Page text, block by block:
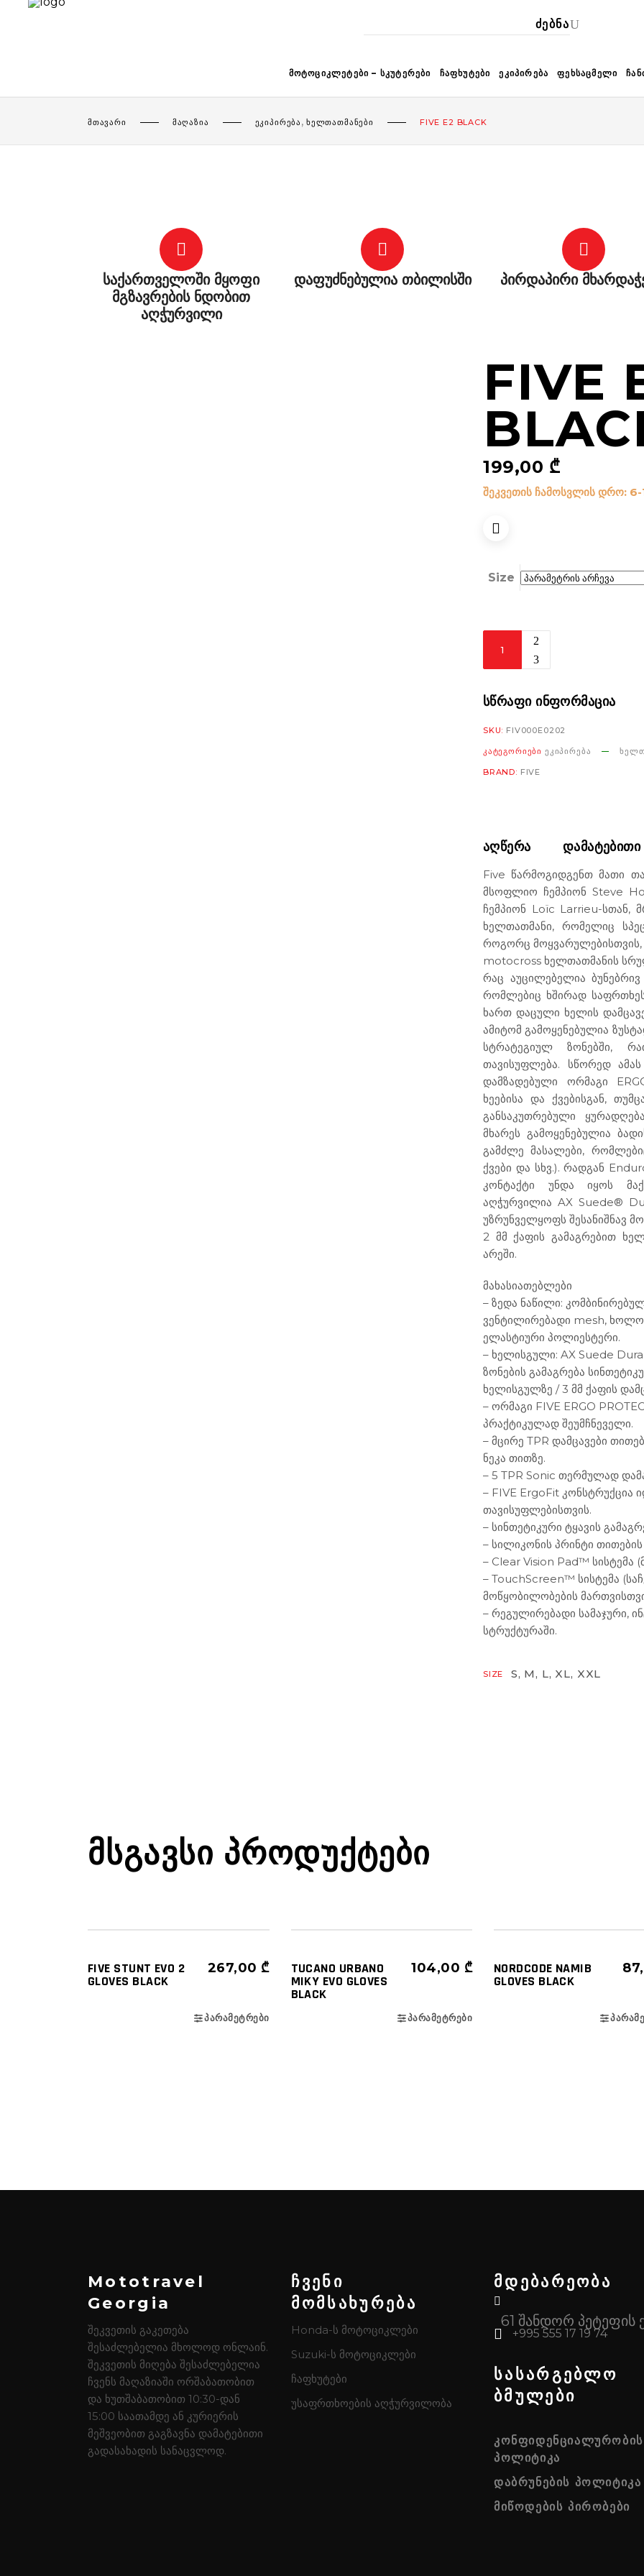
ᲛᲝᲢᲝᲪᲘᲙᲚᲔᲢᲔᲑᲘ – ᲡᲙᲣᲢᲔᲠᲔᲑᲘ ᲩᲐᲤᲮᲣᲢᲔᲑᲘ ᲔᲙᲘᲞᲘᲠᲔᲑᲐ ᲤᲔᲮᲡᲐᲪᲛᲔᲚᲘ
ᲛᲗᲐᲕᲐᲠᲘ ᲛᲐᲦᲐᲖᲘᲐ ᲔᲙᲘᲞᲘᲠᲔᲑᲐ , ᲮᲔᲚᲗᲐᲗᲛᲐᲜᲔᲑᲘ FIVE E2 BLACK
საქართველოში მყოფი
მგზავრების ნდობით
აღჭურვილი
დაფუძნებულია თბილისში პირდაპირი
FIVE
199,00 ₾
შეკვეთის ჩამოსვლის დრო: 6-
Size
რაოდენობა
ᲡᲬᲠᲐᲤᲘ ᲘᲜᲤᲝᲠᲛᲐᲪᲘᲐ
SKU: FIV000E0202
ᲙᲐᲢᲔᲒᲝᲠᲘᲔᲑᲘ ᲔᲙᲘᲞᲘᲠᲔᲑᲐ
BRAND: FIVE
ᲐᲦᲬᲔᲠᲐ
Five წარმოგიდგენთ მათი
მსოფლიო ჩემპიონ Steve
ჩემპიონ Loïc Larrieu-სთან,
ხელთათმანი, რომელიც
როგორც მოყვარულებისთვის,
motocross ხელთათმანის
რაც აუცილებელია
რომლებიც ხშირად
ხართ დაცული ხელის
ამიტომ გამოყენებულია
სტრატეგიულ ზონებში,
თავისუფლება. სწორედ
დამზადებული ორმაგი
ხეებისა და ქვებისგან,
განსაკუთრებული
მხარეს გამოყენებულია
გამძლე მასალები,
ქვები და სხვ.). რადგან
კონტაქტი უნდა იყოს
აღჭურვილია AX Suede®
უზრუნველყოფს შესანიშნავ
2 მმ ქაფის გამაგრებით
არეში.
მახასიათებლები
– ზედა ნაწილი:
ვენტილირებადი mesh, ხოლო
ელასტიური პოლიესტერი.
– ხელისგული: AX Suede
ზონების გამაგრება
ხელისგულზე / 3 მმ ქაფის
– ორმაგი FIVE ERGO
პრაქტიკულად შეუმჩნეველი.
– მცირე TPR დამცავები
ნეკა თითზე.
– 5 TPR Sonic თერმულად
– FIVE ErgoFit კონსტრუქცია
თავისუფლებისთვის.
– სინთეტიკური ტყავის
– სილიკონის პრინტი
– Clear Vision Pad™ სისტემა
– TouchScreen™ სისტემა
მოწყობილობების
– რეგულირებადი სამაჯური,
სტრუქტურაში.
SIZE S, M, L, XL, XXL
ᲛᲡᲒᲐᲕᲡᲘ ᲞᲠᲝᲓᲣᲥᲢᲔᲑᲘ
FIVE STUNT EVO 2
GLOVES BLACK
267,00 ₾
ᲞᲐᲠᲐᲛᲔᲢᲠᲔᲑᲘ
TUCANO URBANO
MIKY EVO GLOVES
BLACK
104,00 ₾
ᲞᲐᲠᲐᲛᲔᲢᲠᲔᲑᲘ
NORDCODE NAMIB
GLOVES BLACK
Mototravel
Georgia
შეკვეთის გაკეთება
შესაძლებელია მხოლოდ ონლაინ.
შეკვეთის მიღება შესაძლებელია
ჩვენს მაღაზიაში ორშაბათობით
და ხუთშაბათობით 10:30-დან
15:00 საათამდე ან კურიერის
მეშვეობით გაგზავნა დამატებითი
გადასახადის სანაცვლოდ.
ჩვენი
მომსახურება
Honda-ს მოტოციკლები
Suzuki-ს მოტოციკლები
ჩაფხუტები
უსაფრთხოების აღჭურვილობა
მდებარეობა
61 შანდორ პეტეფის
+995 555 17 19 74
სასარგებლო
ბმულები
ᲙᲝᲜᲤᲘᲓᲔᲜᲪᲘᲐᲚᲣᲠᲝᲑᲘᲡ
ᲞᲝᲚᲘᲢᲘᲙᲐ
ᲓᲐᲑᲠᲣᲜᲔᲑᲘᲡ ᲞᲝᲚᲘᲢᲘᲙᲐ
ᲛᲘᲬᲝᲓᲔᲑᲘᲡ ᲞᲘᲠᲝᲑᲔᲑᲘ